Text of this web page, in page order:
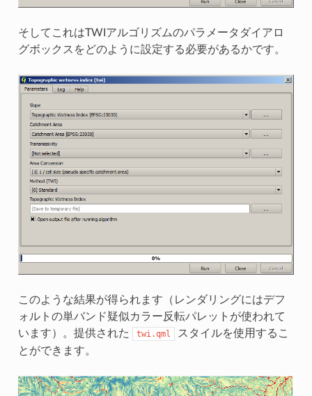
そしてこれはTWIアルゴリズムのパラメータダイアロ
グボックスをどのように設定する必要があるかです。
このような結果が得られます（レンダリングにはデフ
ォルトの単バンド疑似カラー反転パレットが使われて
います）。提供された
twi.qml
スタイルを使用するこ
とができます。